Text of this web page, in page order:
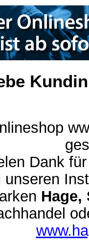
Dank
unseren
Hage,